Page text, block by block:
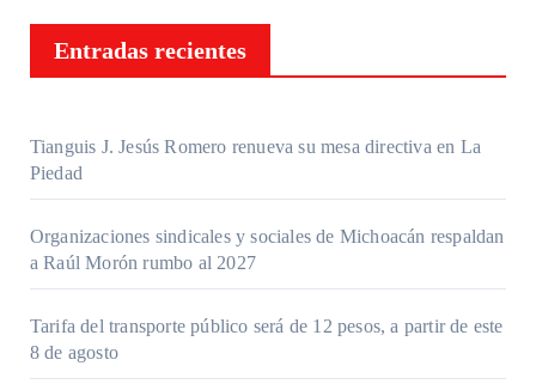
Entradas recientes
Tianguis J. Jesús Romero renueva su mesa directiva en La
Piedad
Organizaciones sindicales y sociales de Michoacán respaldan
a Raúl Morón rumbo al 2027
Tarifa del transporte público será de 12 pesos, a partir de este
8 de agosto